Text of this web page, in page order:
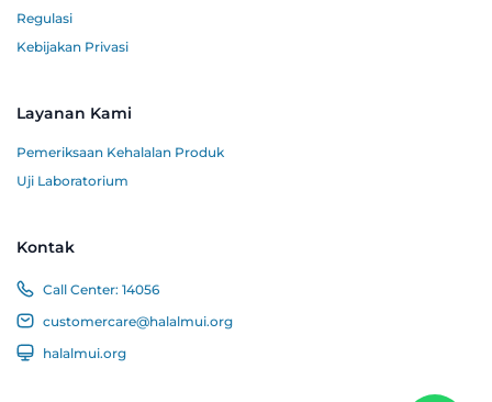
Regulasi
Kebijakan Privasi
Layanan Kami
Pemeriksaan Kehalalan Produk
Uji Laboratorium
Kontak
Call Center: 14056
customercare@halalmui.org
halalmui.org